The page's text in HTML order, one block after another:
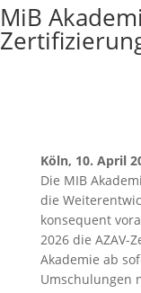
MiB
Köln, 10. April
Die MIB
die
konsequent
2026 die AZAV-
Akademie ab
Umschulungen